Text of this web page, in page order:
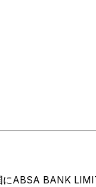
にABSA BANK